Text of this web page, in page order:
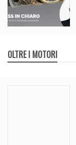
OLTRE I MOTORI